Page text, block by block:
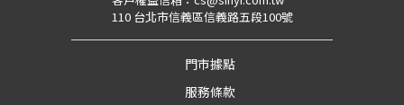
110 台北市信義區信義路五段100號
門市據點
服務條款